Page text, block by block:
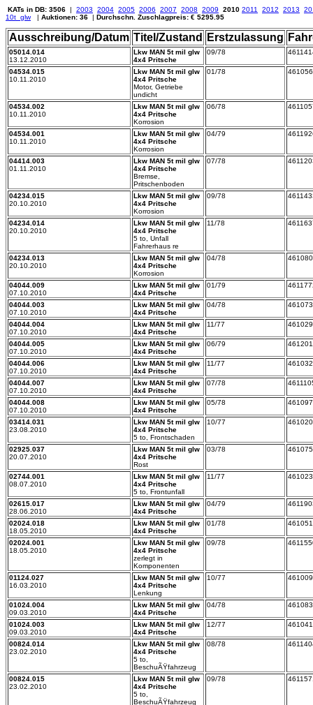
KATs in DB: 3506 | 2003 2004 2005 2006 2007 2008 2009 2010 2011 2012 2013
10t_glw| Auktionen: 36 | Durchschn. Zuschlagpreis: € 5295.95
Ausschreibung/Datum Titel/Zustand Erstzulassung
05014.014
13.12.2010
Lkw MAN 5t mil glw
4x4 Pritsche
09/78
04534.015
10.11.2010
Lkw MAN 5t mil glw
4x4 Pritsche
Motor, Getriebe
undicht
01/78
04534.002
10.11.2010
Lkw MAN 5t mil glw
4x4 Pritsche
Korrosion
06/78
04534.001
10.11.2010
Lkw MAN 5t mil glw
4x4 Pritsche
Korrosion
04/79
04414.003
01.11.2010
Lkw MAN 5t mil glw
4x4 Pritsche
Bremse,
Pritschenboden
07/78
04234.015
20.10.2010
Lkw MAN 5t mil glw
4x4 Pritsche
Korrosion
09/78
04234.014
20.10.2010
Lkw MAN 5t mil glw
4x4 Pritsche
5 to, Unfall
Fahrerhaus re
11/78
04234.013
20.10.2010
Lkw MAN 5t mil glw
4x4 Pritsche
Korrosion
04/78
04044.009
07.10.2010
Lkw MAN 5t mil glw
4x4 Pritsche
01/79
04044.003
07.10.2010
Lkw MAN 5t mil glw
4x4 Pritsche
04/78
04044.004
07.10.2010
Lkw MAN 5t mil glw
4x4 Pritsche
11/77
04044.005
07.10.2010
Lkw MAN 5t mil glw
4x4 Pritsche
06/79
04044.006
07.10.2010
Lkw MAN 5t mil glw
4x4 Pritsche
11/77
04044.007
07.10.2010
Lkw MAN 5t mil glw
4x4 Pritsche
07/78
04044.008
07.10.2010
Lkw MAN 5t mil glw
4x4 Pritsche
05/78
03414.031
23.08.2010
Lkw MAN 5t mil glw
4x4 Pritsche
5 to, Frontschaden
10/77
02925.037
20.07.2010
Lkw MAN 5t mil glw
4x4 Pritsche
Rost
03/78
02744.001
08.07.2010
Lkw MAN 5t mil glw
4x4 Pritsche
5 to, Frontunfall
11/77
02615.017
28.06.2010
Lkw MAN 5t mil glw
4x4 Pritsche
04/79
02024.018
18.05.2010
Lkw MAN 5t mil glw
4x4 Pritsche
01/78
02024.001
18.05.2010
Lkw MAN 5t mil glw
4x4 Pritsche
zerlegt in
Komponenten
09/78
01124.027
16.03.2010
Lkw MAN 5t mil glw
4x4 Pritsche
Lenkung
10/77
01024.004
09.03.2010
Lkw MAN 5t mil glw
4x4 Pritsche
04/78
01024.003
09.03.2010
Lkw MAN 5t mil glw
4x4 Pritsche
12/77
00824.014
23.02.2010
Lkw MAN 5t mil glw
4x4 Pritsche
5 to,
BeschuÃŸfahrzeug
08/78
00824.015
23.02.2010
Lkw MAN 5t mil glw
4x4 Pritsche
5 to,
BeschuÃŸfahrzeug
09/78